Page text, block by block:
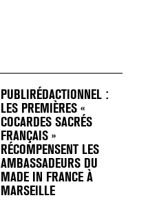
PUBLIRÉDACTIONNEL :
LES PREMIÈRES «
COCARDES SACRÉS
FRANÇAIS »
RÉCOMPENSENT LES
AMBASSADEURS DU
MADE IN FRANCE À
MARSEILLE
30 mai 2023
SCANNER, IRM, RADIO,